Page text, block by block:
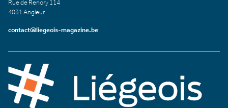
Rue de Renory 114
4031 Angleur
contact@liegeois-magazine.be